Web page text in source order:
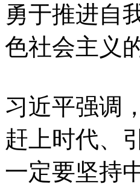
勇于推进自
色社会主义
习近平强调
赶上时代、
一定要坚持